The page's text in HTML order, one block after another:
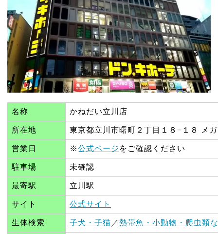
名称 かねだい立川店
所在地 東京都立川市曙町２丁目１８−１８ メ
営業日 ※公式ページ をご確認ください
駐車場 未確認
最寄駅 立川駅
サイト 公式サイト
生体検索 子犬・子猫 ／熱帯魚・小動物・爬虫類